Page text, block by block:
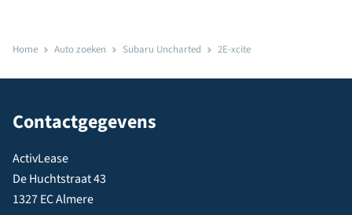
Home Auto zoeken Subaru Uncharted 2E-xcite
Contactgegevens
ActivLease
De Huchtstraat 43
1327 EC Almere